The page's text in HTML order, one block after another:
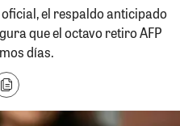
el respaldo anticipado
que el octavo retiro AFP
días.